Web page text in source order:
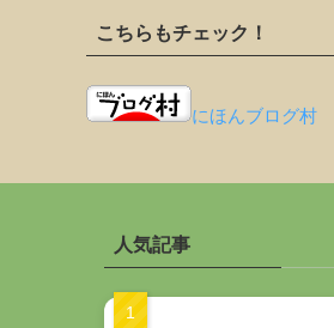
こちらもチェック！
にほんブログ村
人気記事